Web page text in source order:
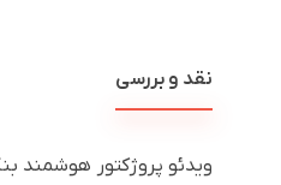
نقد و بررسی